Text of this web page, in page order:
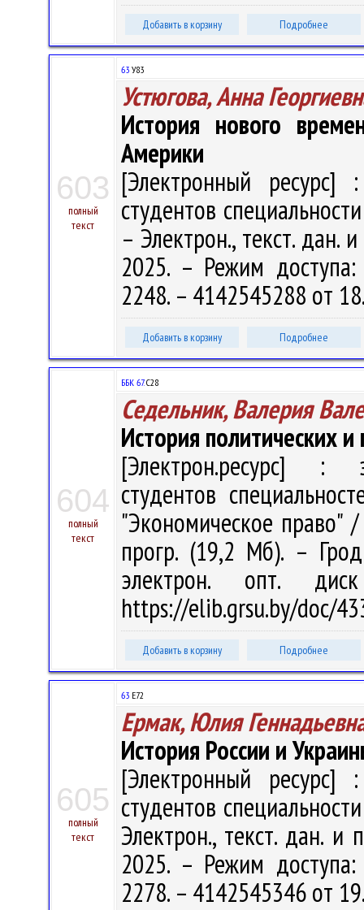
Добавить в корзину Подробнее
603
полный
текст
63 У83
Устюгова, Анна
История нового
Америки
[Электронный ресурс]
студентов
– Электрон., текст. дан.
2025. – Режим
2248. – 4142545288 от
Добавить в корзину Подробнее
604
полный
текст
ББК 67.С28
Седельник, Валерия
История политических
[Электрон.ресурс] :
студентов
"Экономическое право"
прогр. (19,2 Мб). –
электрон. опт.
https://elib.grsu.by/doc/
Добавить в корзину Подробнее
605
полный
текст
63 Е72
Ермак, Юлия
История России и
[Электронный ресурс]
студентов
Электрон., текст. дан.
2025. – Режим
2278. – 4142545346 от